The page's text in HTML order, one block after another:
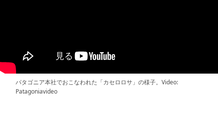
パタゴニア本社でおこなわれた「カセロロサ」の様子。Video:
Patagoniavideo